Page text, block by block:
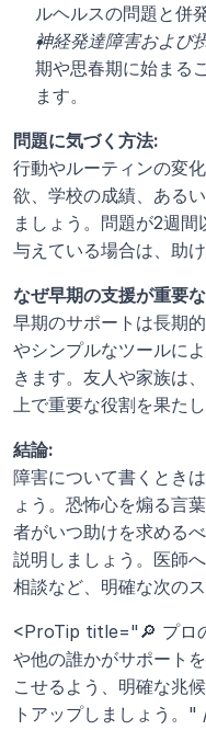
ルヘルスの問題と併
神経発達障害および
期や思春期に始まる
ます。
問題に気づく方法:
行動やルーティンの変
欲、学校の成績、ある
ましょう。問題が2週
与えている場合は、助
なぜ早期の支援が重要
早期のサポートは長期
やシンプルなツールに
きます。友人や家族は
上で重要な役割を果たし
結論:
障害について書くとき
ょう。恐怖心を煽る言
者がいつ助けを求める
説明しましょう。医師
相談など、明確な次の
<ProTip title="🔎 プロ
や他の誰かがサポート
こせるよう、明確な兆
トアップしましょう。"